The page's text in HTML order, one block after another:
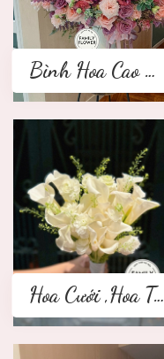
Bình Hoa Cao Cấp
Hoa Cưới ,Hoa Tay Cầm Cô Dâu